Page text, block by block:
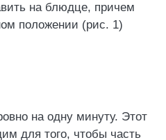
на блюдце, причем
положении (рис. 1)
на одну минуту. Этот
для того, чтобы часть